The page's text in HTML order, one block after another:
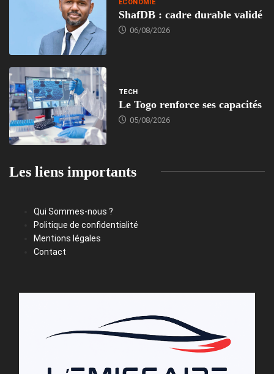
ECONOMIE
ShafDB : cadre durable validé
06/08/2026
TECH
Le Togo renforce ses capacités
05/08/2026
Les liens importants
Qui Sommes-nous ?
Politique de confidentialité
Mentions légales
Contact